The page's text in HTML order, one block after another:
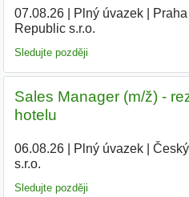
07.08.26| Plný úvazek| Praha
Republic s.r.o.
Sledujte později
Sales Manager (m/ž) -
hotelu
06.08.26| Plný úvazek|
s.r.o.
Sledujte později